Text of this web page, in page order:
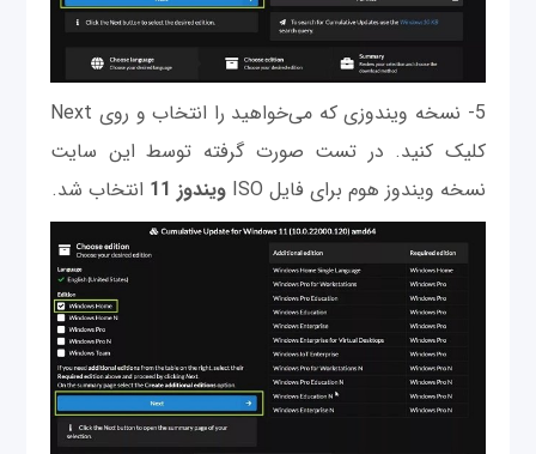
5- نسخه ویندوزی که می‌خواهید را انتخاب و روی Next
کلیک کنید. در تست صورت گرفته توسط این سایت
نسخه ویندوز هوم برای فایل ISO
ویندوز 11 انتخاب شد.